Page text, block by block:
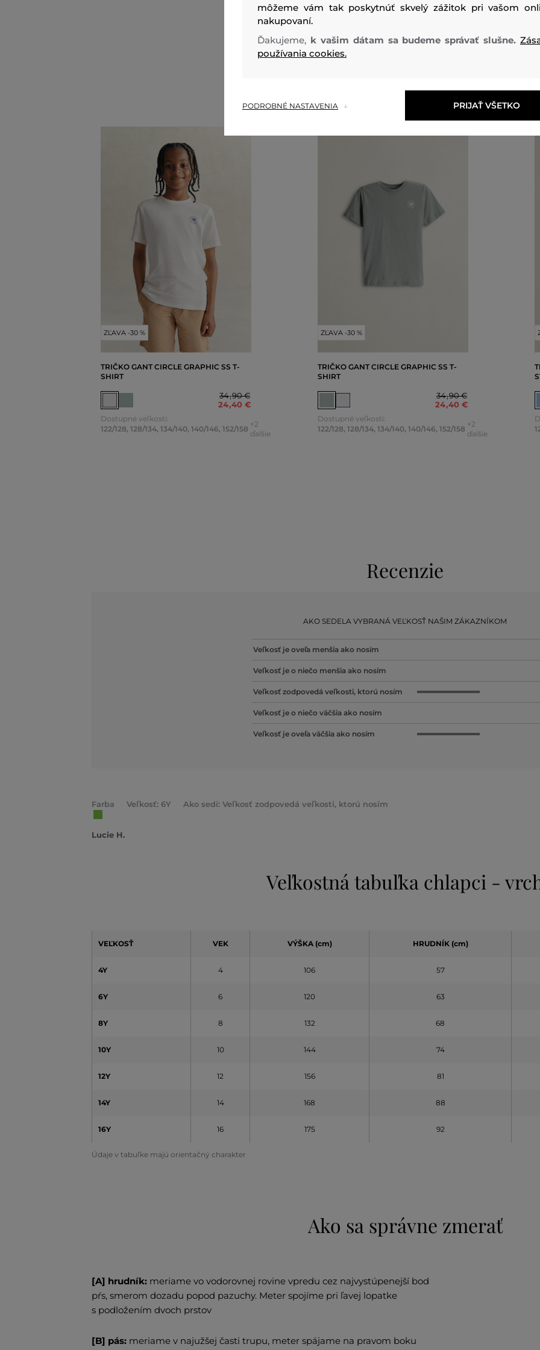
ZĽAVA -30 %
TRIČKO GANT CIRCLE GRAPHIC SS T-
SHIRT
34,90 €
24,40 €
Dostupné veľkosti:
122/128, 128/134, 134/140, 140/146, 152/158
+2
ďalšie
ZĽAVA -30 %
TRIČKO GANT CIRCLE GRAPHIC SS T-
SHIRT
34,90 €
24,40 €
Dostupné veľkosti:
122/128, 128/134, 134/140, 140/146, 152/158
+2
ďalšie
Recenzie
AKO SEDELA VYBRANÁ VEĽKOSŤ NAŠIM ZÁKAZNÍKOM
Veľkosť je oveľa menšia ako nosím
Veľkosť je o niečo menšia ako nosím
Veľkosť zodpovedá veľkosti, ktorú nosím
Veľkosť je o niečo väčšia ako nosím
Veľkosť je oveľa väčšia ako nosím
Farba Veľkosť: 6Y Ako sedí: Veľkosť zodpovedá veľkosti, ktorú nosím
Lucie H.
Veľkostná tabuľka chlapci -
Údaje v tabuľke majú orientačný charakter
VEĽKOSŤ VEK VÝŠKA (cm) HRUDNÍK (cm)
4Y 4 106 57
6Y 6 120 63
8Y 8 132 68
10Y 10 144 74
12Y 12 156 81
14Y 14 168 88
16Y 16 175 92
Ako sa správne zmerať
[A] hrudník: meriame vo vodorovnej rovine vpredu cez najvystúpenejší bod
pŕs, smerom dozadu popod pazuchy. Meter spojíme pri ľavej lopatke
s podložením dvoch prstov
[B] pás: meriame v najužšej časti trupu, meter spájame na pravom boku
môžeme vám tak poskytnúť skvelý zážitok pri vašom
nakupovaní.
Ďakujeme, k vašim dátam sa budeme správať slušne.
používania cookies.
PODROBNÉ NASTAVENIA PRIJAŤ VŠETKO